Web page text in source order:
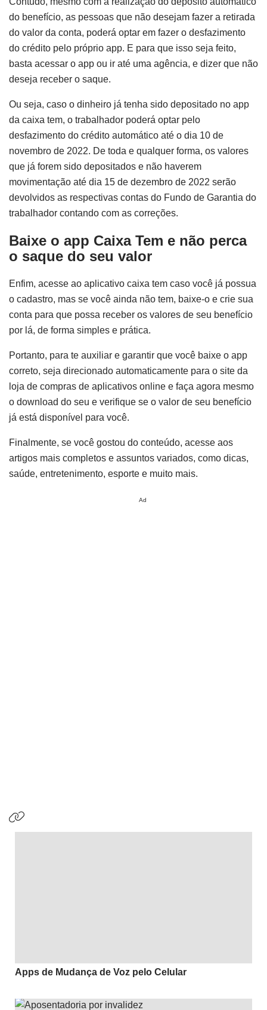
do benefício, as pessoas que não desejam fazer a retirada
do valor da conta, poderá optar em fazer o desfazimento
do crédito pelo próprio app. E para que isso seja feito,
basta acessar o app ou ir até uma agência, e dizer que não
deseja receber o saque.
Ou seja, caso o dinheiro já tenha sido depositado no app
da caixa tem, o trabalhador poderá optar pelo
desfazimento do crédito automático até o dia 10 de
novembro de 2022. De toda e qualquer forma, os valores
que já forem sido depositados e não haverem
movimentação até dia 15 de dezembro de 2022 serão
devolvidos as respectivas contas do Fundo de Garantia do
trabalhador contando com as correções.
Baixe o app Caixa Tem e não perca
o saque do seu valor
Enfim, acesse ao aplicativo caixa tem caso você já possua
o cadastro, mas se você ainda não tem, baixe-o e crie sua
conta para que possa receber os valores de seu benefício
por lá, de forma simples e prática.
Portanto, para te auxiliar e garantir que você baixe o app
correto, seja direcionado automaticamente para o site da
loja de compras de aplicativos online e faça agora mesmo
o download do seu e verifique se o valor de seu benefício
já está disponível para você.
Finalmente, se você gostou do conteúdo, acesse aos
artigos mais completos e assuntos variados, como dicas,
saúde, entretenimento, esporte e muito mais.
Ad
Apps de Mudança de Voz pelo Celular